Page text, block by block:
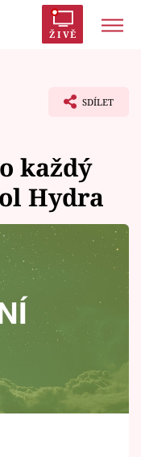
ŽIVĚ
SDÍLET
každý
Hydra